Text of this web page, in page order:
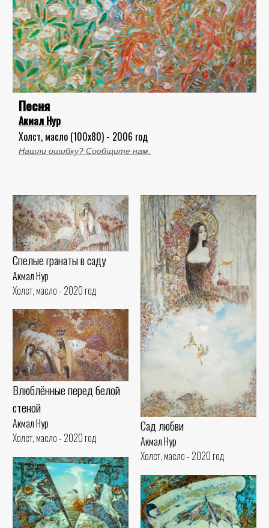
Песня
Акмал Нур
Холст, масло (100x80) - 2006 год
Нашли ошибку? Сообщите нам.
Спелые гранаты в саду
Акмал Нур
Холст, масло - 2020 год
Сад любви
Акмал Нур
Холст, масло - 2020 год
Влюблённые перед белой
стеной
Акмал Нур
Холст, масло - 2020 год